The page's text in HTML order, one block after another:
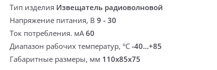
Тип изделия Извещатель радиоволновой
Напряжение питания, В 9 - 30
Ток потребления. мА60
Диапазон рабочих температур, °С -40…+85
Габаритные размеры, мм 110x85x75